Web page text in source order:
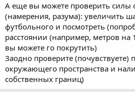
А еще вы можете проверить силы
(намерения, разума): увеличить
футбольного и посмотреть
расстоянии (например, метров на
вы можете го покрутить)
Заодно проверите (почувствуете)
окружающего пространства и
собственных границ)